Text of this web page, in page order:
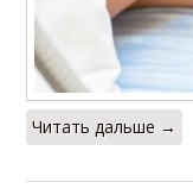
Читать дальше →